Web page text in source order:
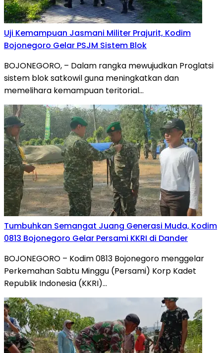
Uji Kemampuan Jasmani Militer Prajurit, Kodim
Bojonegoro Gelar PSJM Sistem Blok
BOJONEGORO, – Dalam rangka mewujudkan Proglatsi
sistem blok satkowil guna meningkatkan dan
memelihara kemampuan teritorial…
Tumbuhkan Semangat Juang Generasi Muda, Kodim
0813 Bojonegoro Gelar Persami KKRI di Dander
BOJONEGORO – Kodim 0813 Bojonegoro menggelar
Perkemahan Sabtu Minggu (Persami) Korp Kadet
Republik Indonesia (KKRI)…